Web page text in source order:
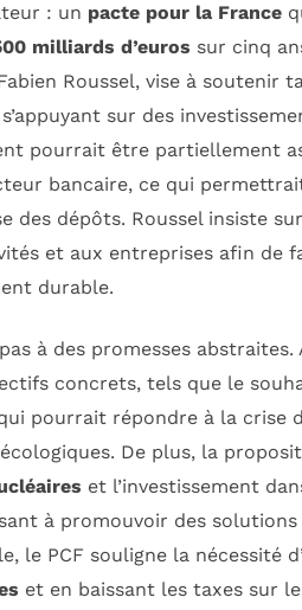
: un pacte pour la France
milliards d’euros sur cinq
Roussel, vise à soutenir
sur des
pourrait être partiellement
bancaire, ce qui
des dépôts. Roussel insiste
et aux entreprises afin de
durable.
à des promesses
concrets, tels que le
pourrait répondre à la crise
De plus, la
et l’investissement
à promouvoir des
le PCF souligne la nécessité
et en baissant les taxes sur